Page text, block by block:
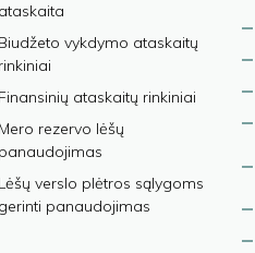
ataskaita
Biudžeto vykdymo ataskaitų
rinkiniai
Finansinių ataskaitų rinkiniai
Mero rezervo lėšų
panaudojimas
Lėšų verslo plėtros sąlygoms
gerinti panaudojimas